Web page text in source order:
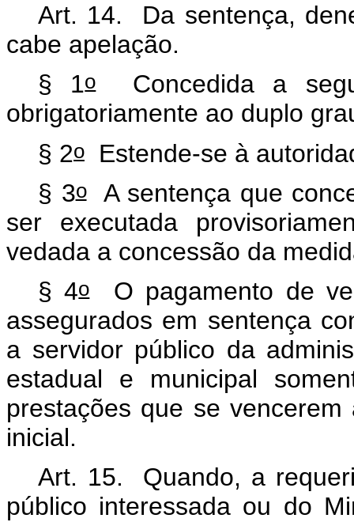
Art. 14. Da sentença,
cabe apelação.
§ 1oConcedida a
obrigatoriamente ao duplo
§ 2o Estende-se à
§ 3oA sentença que
ser executada
vedada a concessão da
§ 4oO pagamento de
assegurados em sentença
a servidor público da
estadual e municipal
prestações que se
inicial.
Art. 15. Quando, a
público interessada ou do